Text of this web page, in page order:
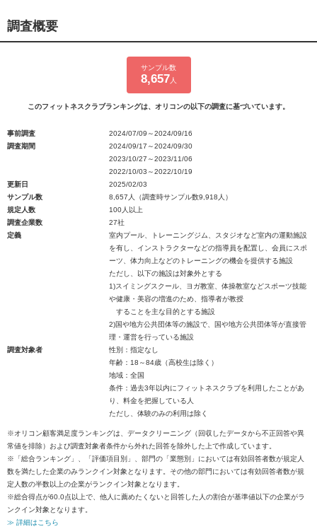
調査概要
サンプル数
8,657 人
このフィットネスクラブランキングは、オリコンの以下の調査に基づいています。
事前調査
2024/07/09～2024/09/16
調査期間
2024/09/17～2024/09/30
2023/10/27～2023/11/06
2022/10/03～2022/10/19
更新日
2025/02/03
サンプル数
8,657人（調査時サンプル数9,918人）
規定人数
100人以上
調査企業数
27社
定義
室内プール、トレーニングジム、スタジオなど室内の運動施設
を有し、インストラクターなどの指導員を配置し、会員にスポ
ーツ、体力向上などのトレーニングの機会を提供する施設
ただし、以下の施設は対象外とする
1)スイミングスクール、ヨガ教室、体操教室などスポーツ技能
や健康・美容の増進のため、指導者が教授
することを主な目的とする施設
2)国や地方公共団体等の施設で、国や地方公共団体等が直接管
理・運営を行っている施設
調査対象者
性別：指定なし
年齢：18～84歳（高校生は除く）
地域：全国
条件：過去3年以内にフィットネスクラブを利用したことがあ
り、料金を把握している人
ただし、体験のみの利用は除く
※オリコン顧客満足度ランキングは、データクリーニング（回収したデータから不正回答や異
常値を排除）および調査対象者条件から外れた回答を除外した上で作成しています。
※「総合ランキング」、「評価項目別」、部門の「業態別」においては有効回答者数が規定人
数を満たした企業のみランクイン対象となります。その他の部門においては有効回答者数が規
定人数の半数以上の企業がランクイン対象となります。
※総合得点が60.0点以上で、他人に薦めたくないと回答した人の割合が基準値以下の企業がラ
ンクイン対象となります。
≫ 詳細はこちら